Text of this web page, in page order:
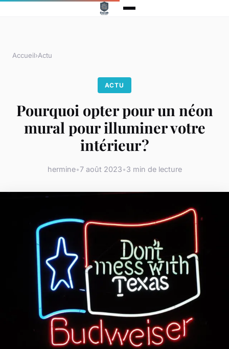
Accueil›Actu
ACTU
Pourquoi opter pour un néon
mural pour illuminer votre
intérieur ?
hermine•7 août 2023•3 min de lecture